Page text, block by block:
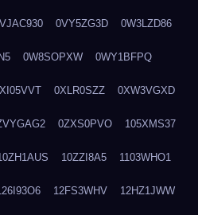
0VY5ZG3D 0W3LZD86
0W8SOPXW 0WY1BFPQ
0XLR0SZZ 0XW3VGXD
0ZXS0PVO 105XMS37
10ZZI8A5 1103WHO1
12FS3WHV 12HZ1JWW